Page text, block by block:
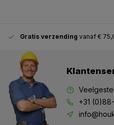
Gratis verzending vanaf €
+31